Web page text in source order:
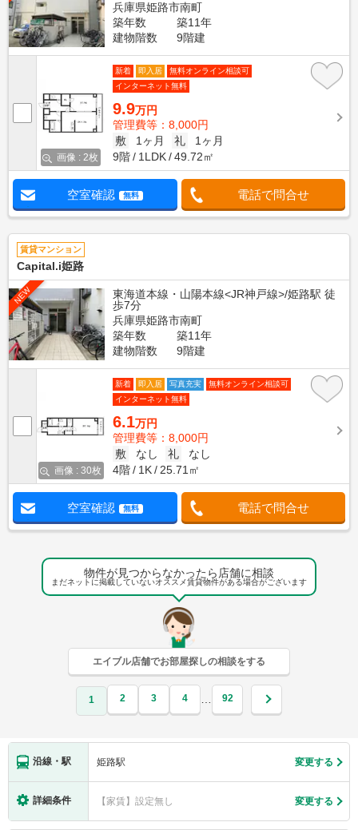
兵庫県姫路市南町
築年数
築11年
建物階数
9階建
画像 : 2枚
新着 即入居
無料オンライン相談可
インターネット無料
9.9万円
管理費等：8,000円
敷
1ヶ月 礼
1ヶ月
9階
1LDK 49.72㎡
空室確認 無料 電話で問合せ
賃貸マンション
Capital.i姫路
NEW
東海道本線・山陽本線<JR神戸線>/姫路駅 徒
歩7分
兵庫県姫路市南町
築年数
築11年
建物階数
9階建
画像 : 30枚
新着 即入居 写真充実
無料オンライン相談可
インターネット無料
6.1万円
管理費等：8,000円
敷
なし 礼
なし
4階
1K 25.71㎡
空室確認 無料 電話で問合せ
物件が見つからなかったら店舗に相談
まだネットに掲載していないオススメ賃貸物件がある場合がございます
エイブル店舗でお部屋探しの相談をする
1 2 3 4 … 92
沿線・駅 姫路駅 変更する
詳細条件 【家賃】設定無し 変更する